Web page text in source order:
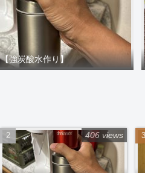
【強炭酸水作り】
406 views